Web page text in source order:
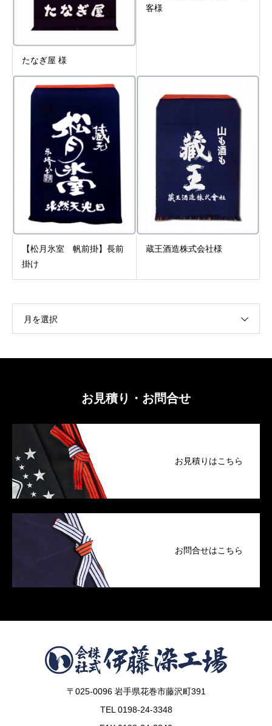
たなぎ屋 様
客様
【松月氷室 帆前掛】長前
掛け
蔵王酒造株式会社様
月を選択
お見積り・お問合せ
お見積りはこちら
お問合せはこちら
〒025-0096 岩手県花巻市藤沢町391
TEL 0198-24-3348